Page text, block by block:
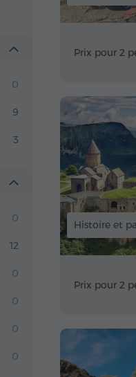
0
9
3
0
12
0
0
0
0
Prix pour 2
Histoire et
Prix pour 2